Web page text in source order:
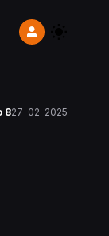
827-02-2025